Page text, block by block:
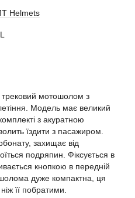
Helmets
мотошолом з
Модель має великий
з акуратною
їздити з пасажиром.
захищає від
подряпин. Фіксується в
кнопкою в передній
дуже компактна, ця
її побратими.